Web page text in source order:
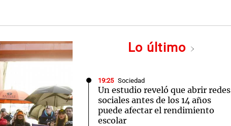
Lo último
19:25 Sociedad
Un estudio reveló que abrir redes
sociales antes de los 14 años
puede afectar el rendimiento
escolar
Notas Notas